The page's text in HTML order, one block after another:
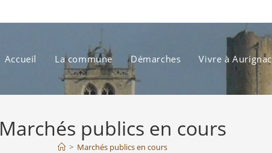
Accueil La commune Démarches Vivre à Aurignac
Marchés publics en cours
> Marchés publics en cours